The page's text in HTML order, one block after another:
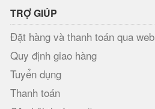
TRỢ GIÚP
Đặt hàng và thanh toán qua web
Quy định giao hàng
Tuyển dụng
Thanh toán